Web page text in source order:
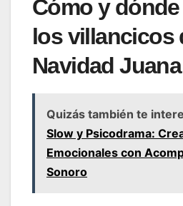
Cómo y
los villancicos
Navidad Juana
Quizás también te
Slow y Psicodrama:
Emocionales con
Sonoro